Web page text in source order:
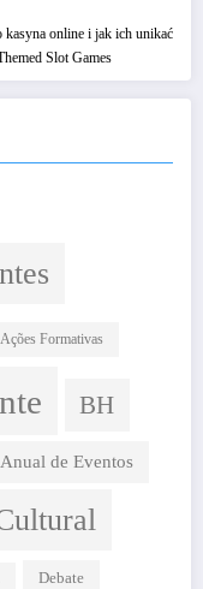
kasyna online i jak ich unikać
Slot Games
Ações Formativas
BH
de Eventos
Debate